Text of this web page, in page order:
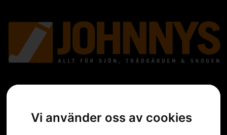
Vi använder oss av cookies